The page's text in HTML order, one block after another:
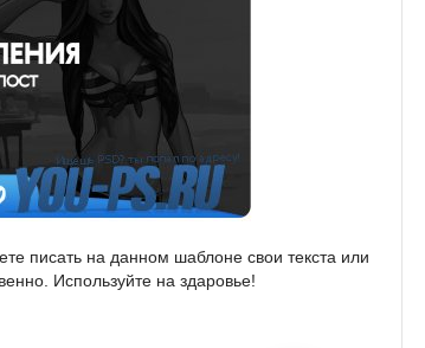
писать на данном шаблоне свои текста или
Используйте на здаровье!